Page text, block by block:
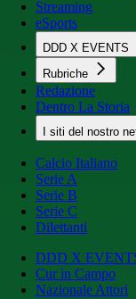
Streaming
eSports
DDD X EVENTS
Rubriche
Redazione
Dentro La Storia
I siti del nostro
Calcio Italiano
Serie A
Serie B
Serie C
Dilettanti
DDD X
Cur in Campo
Nazionale Attori